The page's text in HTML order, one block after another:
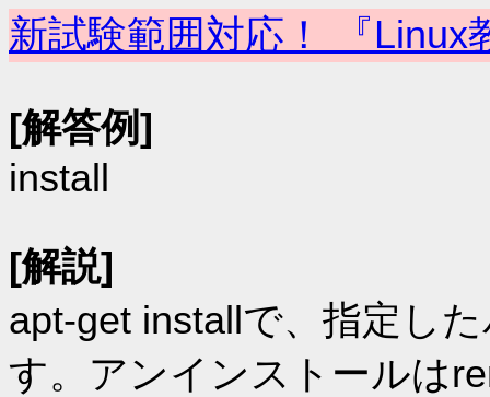
新試験範囲対応！ 『
[解答例]
install
[解説]
apt-get installで、指定し
す。アンインストールは